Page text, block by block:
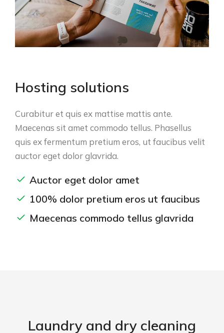
Hosting solutions
Curabitur et quis ex mattise mattis ante.
Maecenas sit amet commodo tellus. Phasellus
quis ex fermentum pretium eros, ut faucibus velit
auctor eget dolor glavrida.
Auctor eget dolor amet
100% dolor pretium eros ut faucibus
Maecenas commodo tellus glavrida
Laundry and dry cleaning